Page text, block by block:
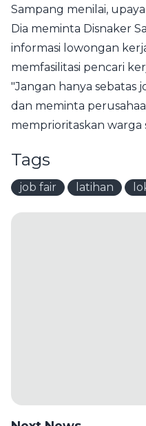
Sampang menilai,
Dia meminta Disnaker
informasi lowongan
memfasilitasi pencari
"Jangan hanya sebatas
dan meminta
memprioritaskan warga
Tags
job fair latihan